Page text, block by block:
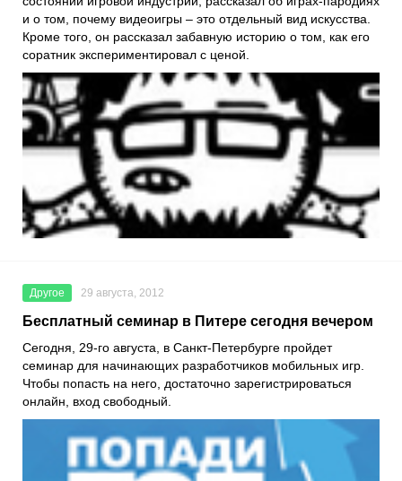
и о том, почему видеоигры – это отдельный вид искусства.
Кроме того, он рассказал забавную историю о том, как его
соратник экспериментировал с ценой.
Другое 29 августа, 2012
Бесплатный семинар в Питере сегодня вечером
Сегодня, 29-го августа, в Санкт-Петербурге пройдет
семинар для начинающих разработчиков мобильных игр.
Чтобы попасть на него, достаточно зарегистрироваться
онлайн, вход свободный.